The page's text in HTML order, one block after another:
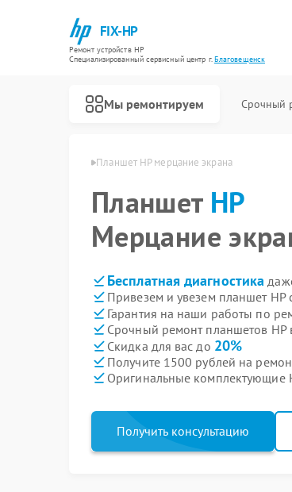
FIX-HP
Ремонт устройств HP
Специализированный cервисный центр г.Благовещенск
Мы ремонтируем Срочный
в Благовещенске Планшет HP мерцание экрана
Планшет HP
Мерцание
Бесплатная диагностика
Привезем и увезем планшет HP
Гарантия на наши работы по
Срочный ремонт планшетов HP
Скидка для вас до 20%
Получите 1500 рублей на
Оригинальные комплектующие
Получить консультацию